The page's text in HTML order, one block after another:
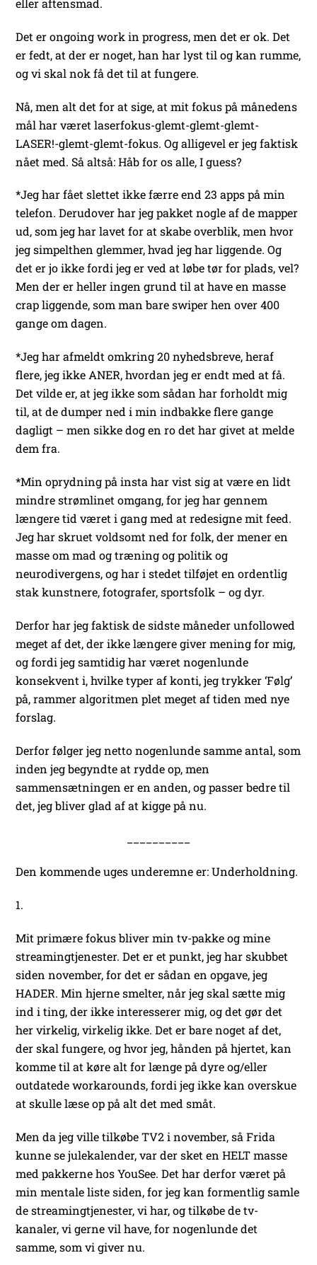
eller aftensmad.
Det er ongoing work in progress, men det er ok. Det
er fedt, at der er noget, han har lyst til og kan rumme,
og vi skal nok få det til at fungere.
Nå, men alt det for at sige, at mit fokus på månedens
mål har været laserfokus-glemt-glemt-glemt-
LASER!-glemt-glemt-fokus. Og alligevel er jeg faktisk
nået med. Så altså: Håb for os alle, I guess?
*Jeg har fået slettet ikke færre end 23 apps på min
telefon. Derudover har jeg pakket nogle af de mapper
ud, som jeg har lavet for at skabe overblik, men hvor
jeg simpelthen glemmer, hvad jeg har liggende. Og
det er jo ikke fordi jeg er ved at løbe tør for plads, vel?
Men der er heller ingen grund til at have en masse
crap liggende, som man bare swiper hen over 400
gange om dagen.
*Jeg har afmeldt omkring 20 nyhedsbreve, heraf
flere, jeg ikke ANER, hvordan jeg er endt med at få.
Det vilde er, at jeg ikke som sådan har forholdt mig
til, at de dumper ned i min indbakke flere gange
dagligt – men sikke dog en ro det har givet at melde
dem fra.
*Min oprydning på insta har vist sig at være en lidt
mindre strømlinet omgang, for jeg har gennem
længere tid været i gang med at redesigne mit feed.
Jeg har skruet voldsomt ned for folk, der mener en
masse om mad og træning og politik og
neurodivergens, og har i stedet tilføjet en ordentlig
stak kunstnere, fotografer, sportsfolk – og dyr.
Derfor har jeg faktisk de sidste måneder unfollowed
meget af det, der ikke længere giver mening for mig,
og fordi jeg samtidig har været nogenlunde
konsekvent i, hvilke typer af konti, jeg trykker ‘Følg’
på, rammer algoritmen plet meget af tiden med nye
forslag.
Derfor følger jeg netto nogenlunde samme antal, som
inden jeg begyndte at rydde op, men
sammensætningen er en anden, og passer bedre til
det, jeg bliver glad af at kigge på nu.
Den kommende uges underemne er: Underholdning.
1.
Mit primære fokus bliver min tv-pakke og mine
streamingtjenester. Det er et punkt, jeg har skubbet
siden november, for det er sådan en opgave, jeg
HADER. Min hjerne smelter, når jeg skal sætte mig
ind i ting, der ikke interesserer mig, og det gør det
her virkelig, virkelig ikke. Det er bare noget af det,
der skal fungere, og hvor jeg, hånden på hjertet, kan
komme til at køre alt for længe på dyre og/eller
outdatede workarounds, fordi jeg ikke kan overskue
at skulle læse op på alt det med småt.
Men da jeg ville tilkøbe TV2 i november, så Frida
kunne se julekalender, var der sket en HELT masse
med pakkerne hos YouSee. Det har derfor været på
min mentale liste siden, for jeg kan formentlig samle
de streamingtjenester, vi har, og tilkøbe de tv-
kanaler, vi gerne vil have, for nogenlunde det
samme, som vi giver nu.